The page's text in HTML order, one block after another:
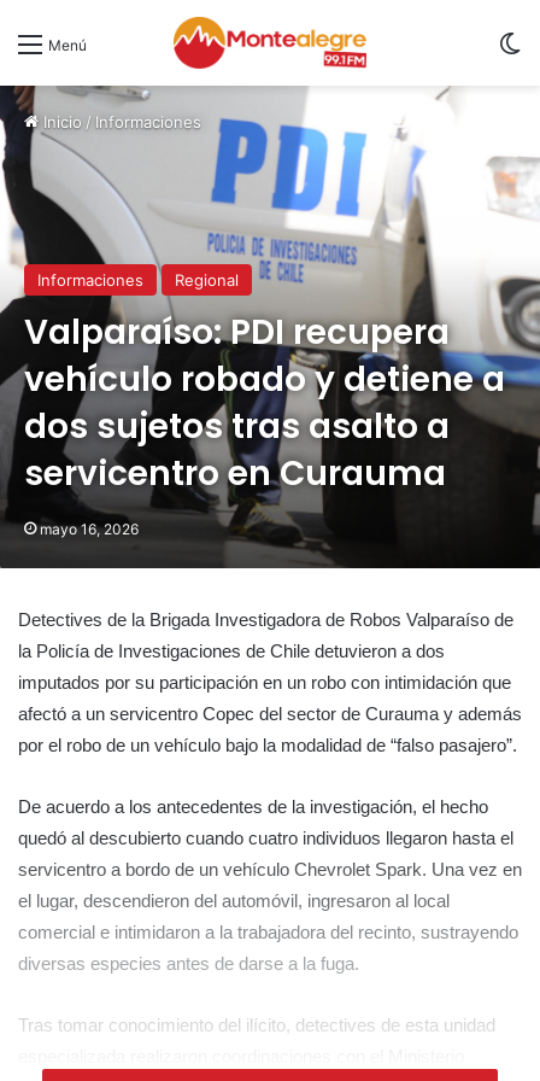
Menú
Inicio / Informaciones
Informaciones Regional
Valparaíso: PDI recupera
vehículo robado y detiene a
dos sujetos tras asalto a
servicentro en Curauma
mayo 16, 2026
Detectives de la Brigada Investigadora de Robos Valparaíso de
la Policía de Investigaciones de Chile detuvieron a dos
imputados por su participación en un robo con intimidación que
afectó a un servicentro Copec del sector de Curauma y además
por el robo de un vehículo bajo la modalidad de “falso pasajero”.
De acuerdo a los antecedentes de la investigación, el hecho
quedó al descubierto cuando cuatro individuos llegaron hasta el
servicentro a bordo de un vehículo Chevrolet Spark. Una vez en
el lugar, descendieron del automóvil, ingresaron al local
comercial e intimidaron a la trabajadora del recinto, sustrayendo
diversas especies antes de darse a la fuga.
Tras tomar conocimiento del ilícito, detectives de esta unidad